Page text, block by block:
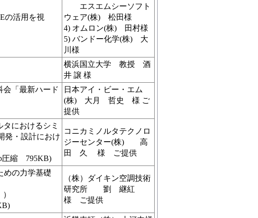
の活用を視
エスエムシーソフト
ウェア(株) 松田様
4) オムロン(株) 田村様
5) バンドー化学(株) 大
川様
横浜国立大学 教授 酒
井 譲 様
「最新ハード
日本アイ・ビー・エム
(株) 大月 哲史 様 ご
提供
におけるシミ
発・設計におけ
圧縮 795KB)
コニカミノルタテクノロ
ジーセンター(株) 高
田 久 様 ご提供
めの力学基礎
（株）ダイキン空調技術
研究所 劉 継紅
様 ご提供